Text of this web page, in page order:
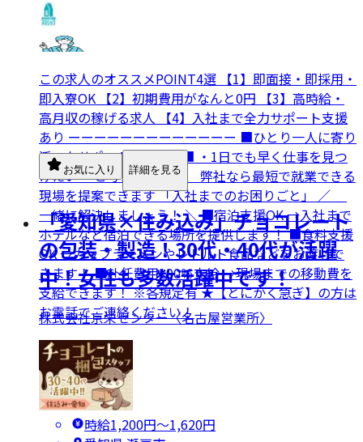
この求人のオススメPOINT4選 【1】即面接・即採用・
即入寮OK 【2】初期費用がなんと0円 【3】高時給・
高月収の稼げる求人 【4】入社まで全力サポート支援
あり ーーーーーーーーーーーーー ■ひとり一人に寄り
添ったサポートをします■ ・1日でも早く仕事を見つ
けたい… と考えている方、 弊社なら最短で就業できる
現場を提案できます 「入社までのお困りごと」 ／
一緒に解決しましょう！ ＼ ■宿泊支援OK →入社まで
ホテルなど宿泊できる場所を提供します！ ■食料支援
OK →カップラーメンやレトルト食品などをお渡しで
きます！ ■赴任費用100％支給 →現場までの移動費を
支給できます！ ※各規定有 ★【とにかく急ぎ】の方は
お電話でご連絡ください！
お気に入り 詳細を見る
「愛知県×住み込み」チョコレート
の包装・製造！30代・40代が活躍
中！女性も多数活躍中です！
株式会社京栄センター〈名古屋営業所〉
時給1,200円〜1,620円